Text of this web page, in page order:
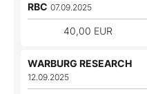
RBC 07.09.2025
40,00 EUR
WARBURG RESEARCH
12.09.2025